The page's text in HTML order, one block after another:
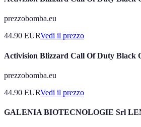
prezzobomba.eu
44.90 EURVedi il prezzo
Activision Blizzard Call Of Duty Black
prezzobomba.eu
44.90 EURVedi il prezzo
GALENIA BIOTECNOLOGIE Srl